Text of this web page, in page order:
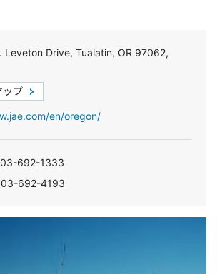
Leveton Drive, Tualatin, OR 97062,
ップ
en/oregon/
692-1333
692-4193